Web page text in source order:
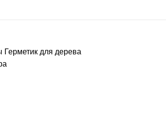
Герметик для дерева